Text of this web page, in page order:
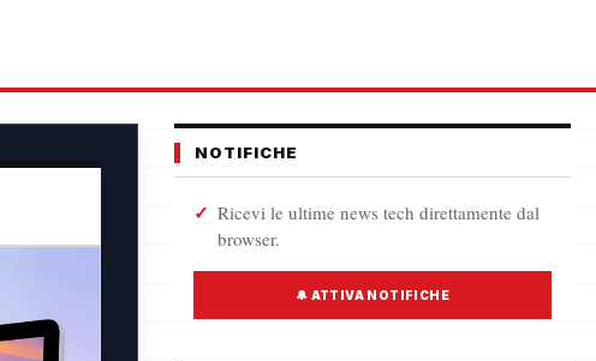
NOTIFICHE
Ricevi le ultime news tech direttamente dal
browser.
🔔 ATTIVA NOTIFICHE